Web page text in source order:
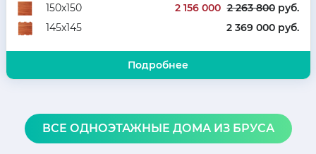
150х150
2 156 000 2 263 800руб.
145х145
2 369 000 руб.
Подробнее
ВСЕ ОДНОЭТАЖНЫЕ ДОМА ИЗ БРУСА